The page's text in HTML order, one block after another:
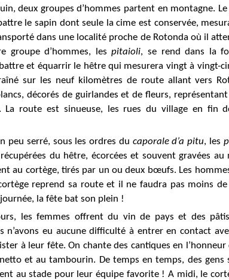
deux groupes d’hommes partent en montagne.
le sapin dont seule la cime est conservée,
dans une localité proche de Rotonda où il
groupe d’hommes, lespitaioli, se rend dans la
et équarrir le hêtre qui mesurera vingt à vingt-
sur les neuf kilomètres de route allant vers
décorés de guirlandes et de fleurs,
La route est sinueuse, les rues du village en fin
peu serré, sous les ordres du caporale d’a pitu, les
du hêtre, écorcées et souvent gravées
au cortège, tirés par un ou deux bœufs. Les
reprend sa route et il ne faudra pas moins
la fête bat son plein !
les femmes offrent du vin de pays et des
n’avons eu aucune difficulté à entrer en contact
à leur fête. On chante des cantiques en
et au tambourin. De temps en temps, des
au stade pour leur équipe favorite ! A midi, le